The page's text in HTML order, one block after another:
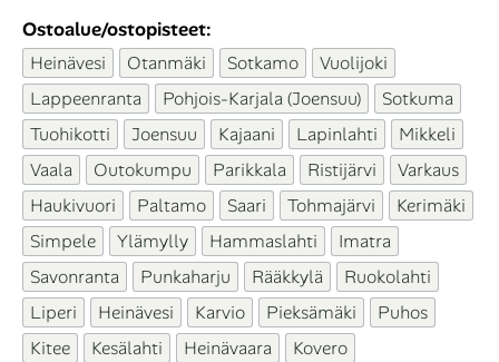
Ostoalue/ostopisteet:
Heinävesi Otanmäki Sotkamo
Vuolijoki
Lappeenranta
Pohjois-Karjala (Joensuu)
Sotkuma
Tuohikotti
Joensuu Kajaani Lapinlahti
Mikkeli
Vaala
Outokumpu Parikkala Ristijärvi
Varkaus
Haukivuori
Paltamo Saari Tohmajärvi
Kerimäki
Simpele
Ylämylly Hammaslahti
Imatra
Savonranta
Punkaharju Rääkkylä
Ruokolahti
Liperi
Heinävesi Karvio Pieksämäki
Puhos
Kitee
Kesälahti Heinävaara
Kovero